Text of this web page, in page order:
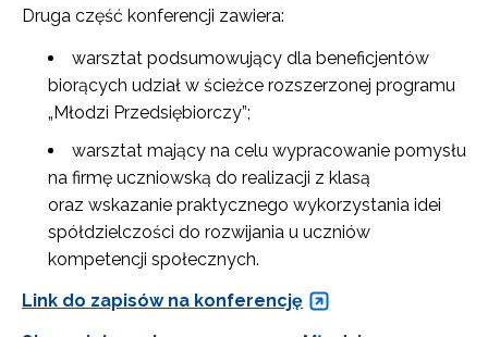
Druga część konferencji zawiera:
warsztat podsumowujący dla beneficjentów
biorących udział w ścieżce rozszerzonej programu
„Młodzi Przedsiębiorczy”;
warsztat mający na celu wypracowanie pomysłu
na firmę uczniowską do realizacji z klasą
oraz wskazanie praktycznego wykorzystania idei
spółdzielczości do rozwijania u uczniów
kompetencji społecznych.
Link do zapisów na konferencję